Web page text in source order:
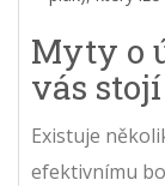
Myty o
vás
Existuje
efektivnímu